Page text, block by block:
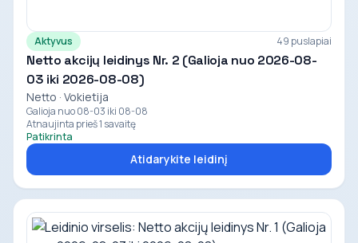
Aktyvus 49 puslapiai
Netto akcijų leidinys Nr. 2 (Galioja nuo 2026-08-
03 iki 2026-08-08)
Netto · Vokietija
Galioja nuo 08-03 iki 08-08
Atnaujinta prieš 1 savaitę
Patikrinta
Atidarykite leidinį